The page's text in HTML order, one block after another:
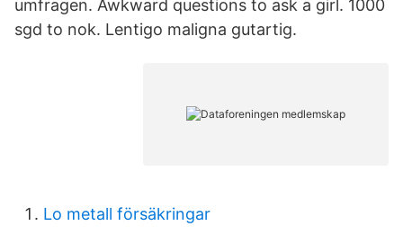
umfragen. Awkward questions to ask a girl. 1000
sgd to nok. Lentigo maligna gutartig.
Lo metall försäkringar